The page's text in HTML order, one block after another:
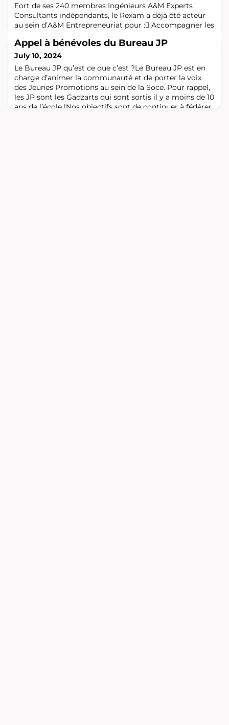
Fort de ses 240 membres Ingénieurs A&M Experts
Consultants indépendants, le Rexam a déjà été acteur
au sein d’A&M Entrepreneuriat pour : Accompagner les
projets de startups, et les conseiller sur l’opportunité ou
non d’investir suite aux risques soulevés ; Prescrire
dans leurs missions de consulting des moyens existants
dans les centres ENSAM fé
Appel à bénévoles du Bureau JP
July 10, 2024
Le Bureau JP qu’est ce que c’est ?Le Bureau JP est en
charge d’animer la communauté et de porter la voix
des Jeunes Promotions au sein de la Soce. Pour rappel,
les JP sont les Gadzarts qui sont sortis il y a moins de 10
ans de l’école !Nos objectifs sont de continuer à fédérer